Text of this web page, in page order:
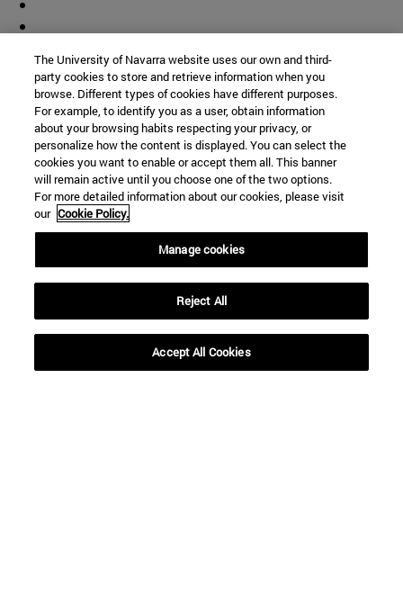
Accesos directos
(abre en nueva ventana)
(abre en nueva ventana)
The University of Navarra website uses our own and third-
party cookies to store and retrieve information when you
browse. Different types of cookies have different purposes.
For example, to identify you as a user, obtain information
about your browsing habits respecting your privacy, or
personalize how the content is displayed. You can select the
cookies you want to enable or accept them all. This banner
will remain active until you choose one of the two options.
For more detailed information about our cookies, please visit
our Cookie Policy.
Manage cookies
Reject All
Accept All Cookies